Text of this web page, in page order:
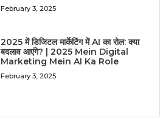
February 3, 2025
2025 में डिजिटल मार्केटिंग में AI का रोल: क्या
बदलाव आएंगे? | 2025 Mein Digital
Marketing Mein AI Ka Role
February 3, 2025